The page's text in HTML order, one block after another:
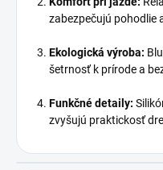
zabezpečujú pohodlie
Ekologická výroba:
šetrnosť k prírode a
Funkčné detaily:
zvyšujú praktickosť